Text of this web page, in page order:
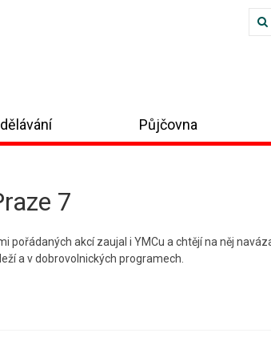
Půjčovna
7
akcí zaujal i YMCu a chtějí na něj
a v dobrovolnických programech.